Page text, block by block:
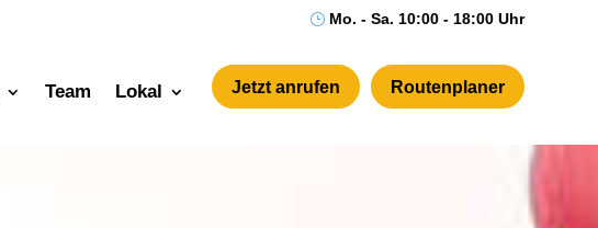
} Mo. - Sa. 10:00 - 18:00 Uhr
Team Lokal Jetzt anrufen Routenplaner